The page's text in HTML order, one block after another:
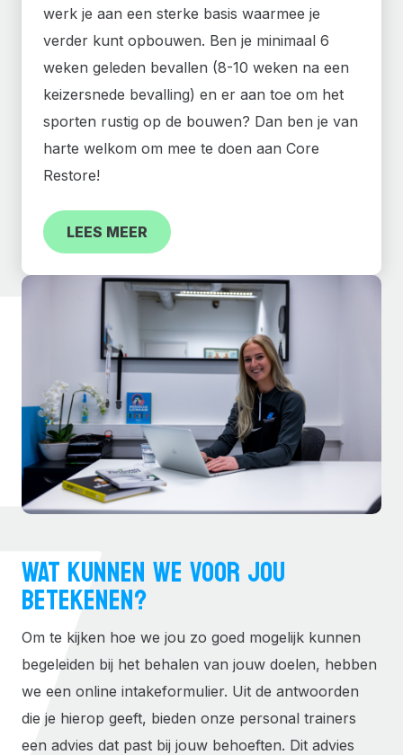
werk je aan een sterke basis waarmee je
verder kunt opbouwen. Ben je minimaal 6
weken geleden bevallen (8-10 weken na een
keizersnede bevalling) en er aan toe om het
sporten rustig op de bouwen? Dan ben je van
harte welkom om mee te doen aan Core
Restore!
LEES MEER
WAT KUNNEN WE VOOR JOU
BETEKENEN?
Om te kijken hoe we jou zo goed mogelijk kunnen
begeleiden bij het behalen van jouw doelen, hebben
we een online intakeformulier. Uit de antwoorden
die je hierop geeft, bieden onze personal trainers
een advies dat past bij jouw behoeften. Dit advies